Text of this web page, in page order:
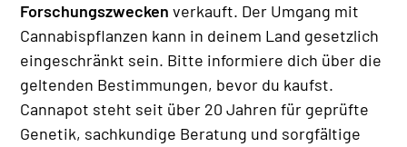
Forschungszwecken verkauft. Der Umgang mit
Cannabispflanzen kann in deinem Land gesetzlich
eingeschränkt sein. Bitte informiere dich über die
geltenden Bestimmungen, bevor du kaufst.
Cannapot steht seit über 20 Jahren für geprüfte
Genetik, sachkundige Beratung und sorgfältige